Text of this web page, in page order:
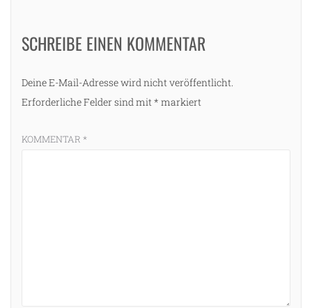
SCHREIBE EINEN KOMMENTAR
Deine E-Mail-Adresse wird nicht veröffentlicht.
Erforderliche Felder sind mit * markiert
KOMMENTAR *